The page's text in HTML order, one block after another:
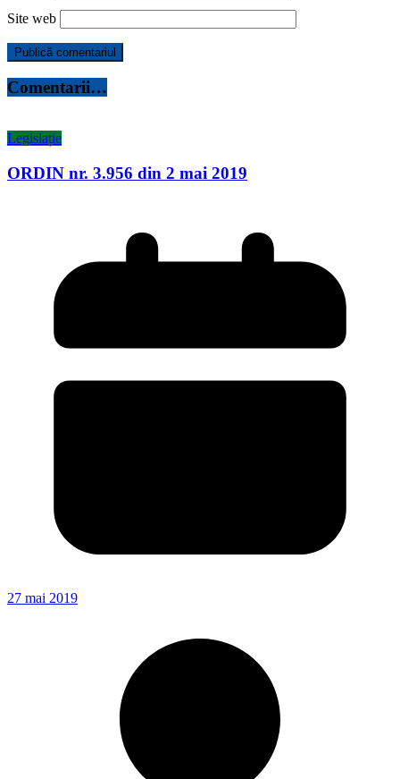
Site web
Comentarii…
Legislație
ORDIN nr. 3.956 din 2 mai 2019
27 mai 2019